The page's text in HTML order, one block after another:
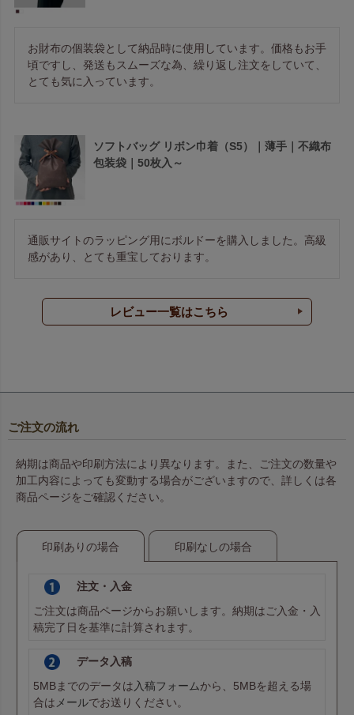
お財布の個装袋として納品時に使用しています。価格もお手
頃ですし、発送もスムーズな為、繰り返し注文をしていて、
とても気に入っています。
ソフトバッグ リボン巾着（S5）｜薄手｜不織布
包装袋｜50枚入～
通販サイトのラッピング用にボルドーを購入しました。高級
感があり、とても重宝しております。
レビュー一覧はこちら
ご注文の流れ
納期は商品や印刷方法により異なります。また、ご注文の数量や
加工内容によっても変動する場合がございますので、詳しくは各
商品ページをご確認ください。
印刷ありの場合 印刷なしの場合
注文・入金
ご注文は商品ページからお願いします。納期はご入金・入
稿完了日を基準に計算されます。
データ入稿
5MBまでのデータは 入稿フォームから、5MBを超える場
合は メールでお送りください。